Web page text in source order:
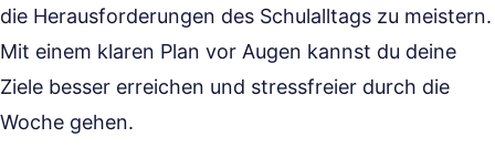
die Herausforderungen des Schulalltags zu meistern.
Mit einem klaren Plan vor Augen kannst du deine
Ziele besser erreichen und stressfreier durch die
Woche gehen.